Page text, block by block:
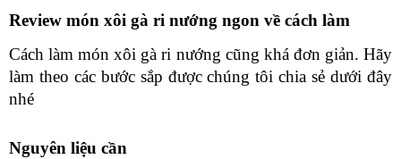
Review món xôi gà ri nướng ngon về cách làm
Cách làm món xôi gà ri nướng cũng khá đơn giản. Hãy
làm theo các bước sắp được chúng tôi chia sẻ dưới đây
nhé
Nguyên liệu cần